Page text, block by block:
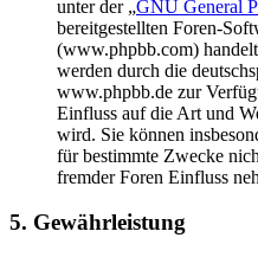
unter der „GNU General
bereitgestellten Foren-
(www.phpbb.com)
werden durch die
www.phpbb.de zur
Einfluss auf die Art und
wird. Sie können
für bestimmte Zwecke
fremder Foren Einfluss
5. Gewährleistung